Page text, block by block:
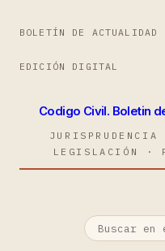
BOLETÍN DE ACTUALIDAD
EDICIÓN DIGITAL
Codigo Civil. Boletin
JURISPRUDENCIA
LEGISLACIÓN ·